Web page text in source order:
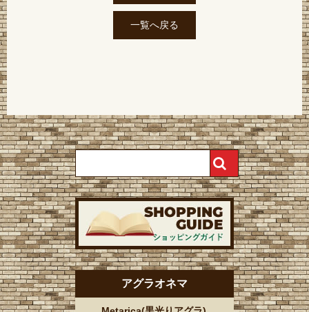
一覧へ戻る
アグラオネマ